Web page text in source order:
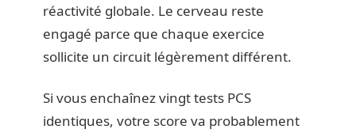
réactivité globale. Le cerveau reste
engagé parce que chaque exercice
sollicite un circuit légèrement différent.
Si vous enchaînez vingt tests PCS
identiques, votre score va probablement